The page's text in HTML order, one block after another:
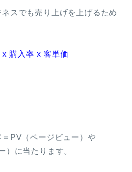
スでも売り上げを上げるため
購入率 x 客単価
PV（ページビュー）や
）に当たります。